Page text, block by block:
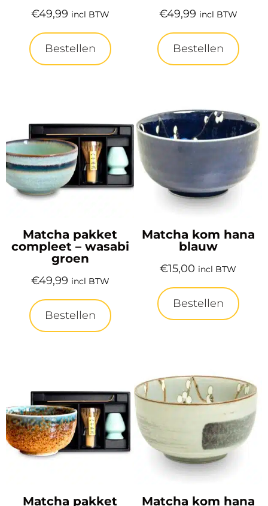
€49,99 incl BTW
Bestellen
€49,99 incl BTW
Bestellen
Matcha pakket
compleet – wasabi
groen
€49,99 incl BTW
Bestellen
Matcha kom hana
blauw
€15,00 incl BTW
Bestellen
Matcha pakket Matcha kom hana